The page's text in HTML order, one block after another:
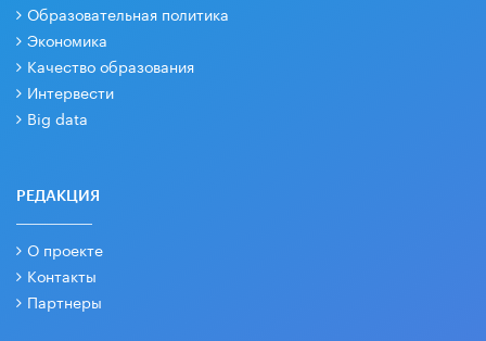
Образовательная политика
Экономика
Качество образования
Интервести
Big data
РЕДАКЦИЯ
О проекте
Контакты
Партнеры